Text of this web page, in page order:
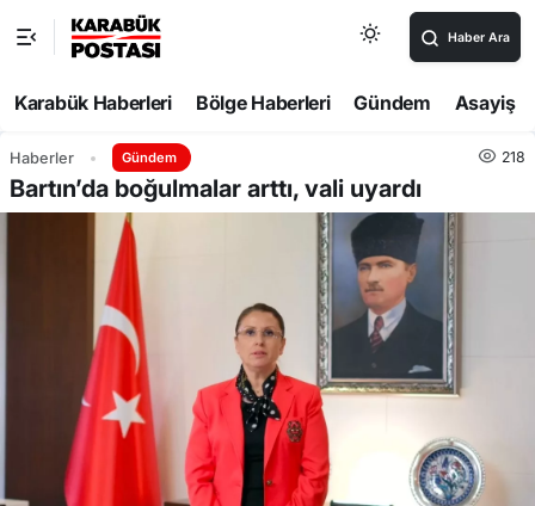
Haber Ara
Karabük Haberleri Bölge Haberleri Gündem Asayiş
Haberler Gündem 218
Bartın’da boğulmalar arttı, vali uyardı